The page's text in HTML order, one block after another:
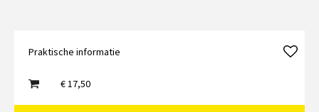
Praktische informatie
€ 17,50